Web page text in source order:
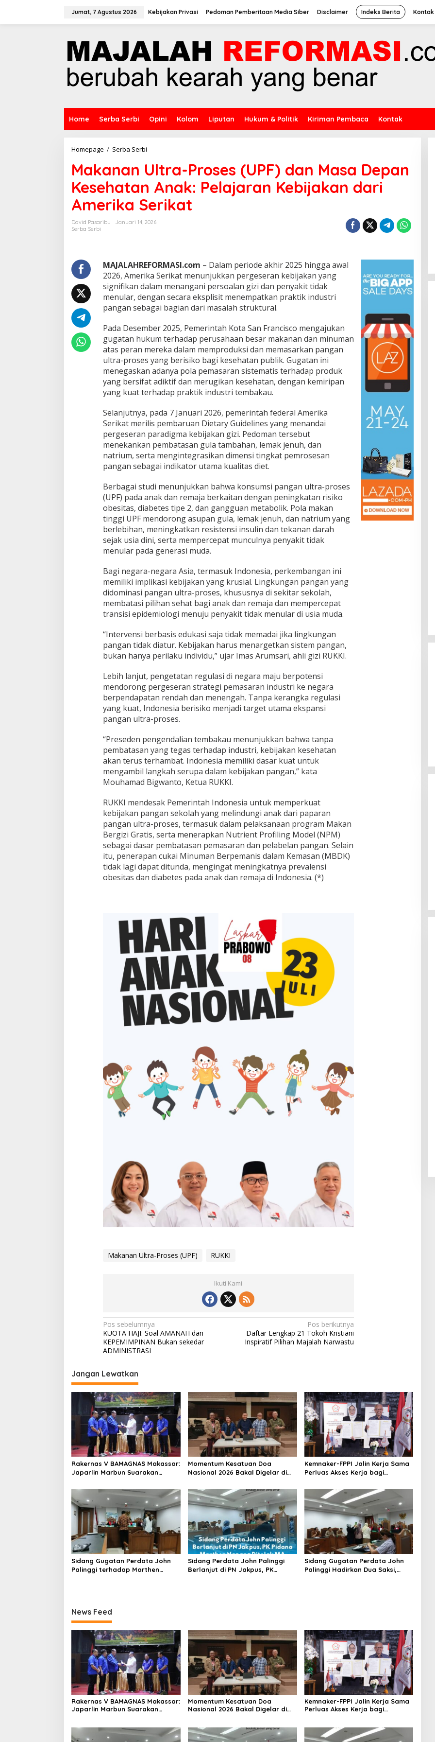
Jumat, 7 Agustus 2026 Kebijakan Privasi Pedoman Pemberitaan Media Siber Disclaimer Indeks Berita Kontak
Home Serba Serbi Opini Kolom Liputan Hukum & Politik Kiriman Pembaca Kontak
Homepage / Serba Serbi
a
n
a
n
U
l
P
o
s
e
s
U
P
F
)
d
a
n
M
a
a
D
e
p
a
n
K
e
e
h
a
t
n
A
n
P
e
l
a
r
a
n
e
b
j
a
k
d
a
r
i
A
m
r
i
k
a
S
e
r
i
k
Makanan Ultra-Proses (UPF) dan Masa Depan
Kesehatan Anak: Pelajaran Kebijakan dari
Amerika Serikat
David Pasaribu
Januari 14, 2026
Serba Serbi
MAJALAHREFORMASI.com – Dalam periode akhir 2025 hingga awal
2026, Amerika Serikat menunjukkan pergeseran kebijakan yang
signifikan dalam menangani persoalan gizi dan penyakit tidak
menular, dengan secara eksplisit menempatkan praktik industri
pangan sebagai bagian dari masalah struktural.
Pada Desember 2025, Pemerintah Kota San Francisco mengajukan
gugatan hukum terhadap perusahaan besar makanan dan minuman
atas peran mereka dalam memproduksi dan memasarkan pangan
ultra-proses yang berisiko bagi kesehatan publik. Gugatan ini
menegaskan adanya pola pemasaran sistematis terhadap produk
yang bersifat adiktif dan merugikan kesehatan, dengan kemiripan
yang kuat terhadap praktik industri tembakau.
Selanjutnya, pada 7 Januari 2026, pemerintah federal Amerika
Serikat merilis pembaruan Dietary Guidelines yang menandai
pergeseran paradigma kebijakan gizi. Pedoman tersebut
menekankan pembatasan gula tambahan, lemak jenuh, dan
natrium, serta mengintegrasikan dimensi tingkat pemrosesan
pangan sebagai indikator utama kualitas diet.
Berbagai studi menunjukkan bahwa konsumsi pangan ultra-proses
(UPF) pada anak dan remaja berkaitan dengan peningkatan risiko
obesitas, diabetes tipe 2, dan gangguan metabolik. Pola makan
tinggi UPF mendorong asupan gula, lemak jenuh, dan natrium yang
berlebihan, meningkatkan resistensi insulin dan tekanan darah
sejak usia dini, serta mempercepat munculnya penyakit tidak
menular pada generasi muda.
Bagi negara-negara Asia, termasuk Indonesia, perkembangan ini
memiliki implikasi kebijakan yang krusial. Lingkungan pangan yang
didominasi pangan ultra-proses, khususnya di sekitar sekolah,
membatasi pilihan sehat bagi anak dan remaja dan mempercepat
transisi epidemiologi menuju penyakit tidak menular di usia muda.
“Intervensi berbasis edukasi saja tidak memadai jika lingkungan
pangan tidak diatur. Kebijakan harus menargetkan sistem pangan,
bukan hanya perilaku individu,” ujar Imas Arumsari, ahli gizi RUKKI.
Lebih lanjut, pengetatan regulasi di negara maju berpotensi
mendorong pergeseran strategi pemasaran industri ke negara
berpendapatan rendah dan menengah. Tanpa kerangka regulasi
yang kuat, Indonesia berisiko menjadi target utama ekspansi
pangan ultra-proses.
“Preseden pengendalian tembakau menunjukkan bahwa tanpa
pembatasan yang tegas terhadap industri, kebijakan kesehatan
akan terus terhambat. Indonesia memiliki dasar kuat untuk
mengambil langkah serupa dalam kebijakan pangan,” kata
Mouhamad Bigwanto, Ketua RUKKI.
RUKKI mendesak Pemerintah Indonesia untuk memperkuat
kebijakan pangan sekolah yang melindungi anak dari paparan
pangan ultra-proses, termasuk dalam pelaksanaan program Makan
Bergizi Gratis, serta menerapkan Nutrient Profiling Model (NPM)
sebagai dasar pembatasan pemasaran dan pelabelan pangan. Selain
itu, penerapan cukai Minuman Berpemanis dalam Kemasan (MBDK)
tidak lagi dapat ditunda, mengingat meningkatnya prevalensi
obesitas dan diabetes pada anak dan remaja di Indonesia. (*)
Makanan Ultra-Proses (UPF) RUKKI
Ikuti Kami
N
a
v
i
g
a
s
i
p
o
s
Pos sebelumnya
KUOTA HAJI: Soal AMANAH dan
KEPEMIMPINAN Bukan sekedar
ADMINISTRASI
Pos berikutnya
Daftar Lengkap 21 Tokoh Kristiani
Inspiratif Pilihan Majalah Narwastu
Jangan Lewatkan
Rakernas V BAMAGNAS Makassar:
Japarlin Marbun Suarakan
Rakernas VI di Bangkok
Momentum Kesatuan Doa
Nasional 2026 Bakal Digelar di
Bersatu Doakan Indonesia
Kemnaker-FPPI Jalin Kerja Sama
Perluas Akses Kerja bagi
Sidang Gugatan Perdata John
Palinggi terhadap Marthen
Sidang Perdata John Palinggi
Berlanjut di PN Jakpus, PK
Sidang Gugatan Perdata John
Palinggi Hadirkan Dua Saksi,
News Feed
Rakernas V BAMAGNAS Makassar:
Japarlin Marbun Suarakan
Momentum Kesatuan Doa
Nasional 2026 Bakal Digelar di
Kemnaker-FPPI Jalin Kerja Sama
Perluas Akses Kerja bagi
Umat Kristen, Bahas Rakernas VI
di Bangkok
Di Serba Serbi